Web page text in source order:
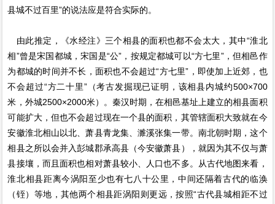
县城不过百里”的说法应是符合实际的。
由此推定，《水经注》三个相县的面积也都不会太大，其中“淮北
相”曾是宋国都城，宋国是“公”，按规定都城可以“方七里”，但相邑作
为都城的时间并不长，面积也不会超过“方七里”，即使加上近郊，也
不会超过“方二十里”（考古发掘现已证明，该相县内城约500×700
米，外城2500×2000米）。秦汉时期，在相邑基址上建立的相县面积
可能扩大，但也不会超过现在一个县的面积，其管辖面积大致就在今
安徽淮北相山以北、萧县青龙集、濉溪张集一带。南北朝时期，这个
相县之所以会并入彭城郡承高县（今安徽萧县），就因为其不仅与萧
县接壤，而且面积也相对萧县较小、人口也不多。从古代地图来看，
淮北相县距离今涡阳至少也有七八十公里，中间还隔着古代的临涣
（铚）等地，其他两个相县距涡阳则更远，按照“古代县城相距不过